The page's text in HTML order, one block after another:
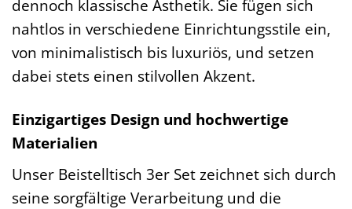
dennoch klassische Ästhetik. Sie fügen sich
nahtlos in verschiedene Einrichtungsstile ein,
von minimalistisch bis luxuriös, und setzen
dabei stets einen stilvollen Akzent.
Einzigartiges Design und hochwertige
Materialien
Unser Beistelltisch 3er Set zeichnet sich durch
seine sorgfältige Verarbeitung und die